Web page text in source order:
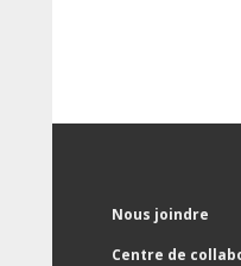
Nous joindre
Centre de